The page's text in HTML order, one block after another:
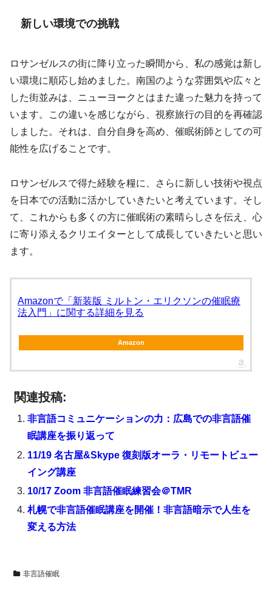
新しい環境での挑戦
ロサンゼルスの街に降り立った瞬間から、私の感覚は新し
い環境に順応し始めました。南国のような雰囲気や広々と
した街並みは、ニューヨークとはまた違った魅力を持って
います。この違いを感じながら、視察旅行の目的を再確認
しました。それは、自分自身を高め、催眠術師としての可
能性を広げることです。
ロサンゼルスで得た経験を糧に、さらに新しい技術や視点
を日本での活動に活かしていきたいと考えています。そし
て、これからも多くの方に催眠術の素晴らしさを伝え、心
に寄り添えるクリエイターとして成長していきたいと思い
ます。
Amazonで「新装版 ミルトン・エリクソンの催眠療
法入門」に関する詳細を見る
Amazon
関連投稿:
非言語コミュニケーションの力：広島での非言語催
眠講座を振り返って
11/19 名古屋&Skype 復刻版オーラ・リモートビュー
イング講座
10/17 Zoom 非言語催眠練習会＠TMR
札幌で非言語催眠講座を開催！非言語暗示で人生を
変える方法
非言語催眠